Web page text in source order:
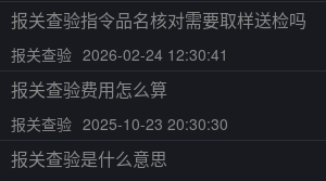
报关查验指令品名核对需要取样送检吗
报关查验 2026-02-24 12:30:41
报关查验费用怎么算
报关查验 2025-10-23 20:30:30
报关查验是什么意思